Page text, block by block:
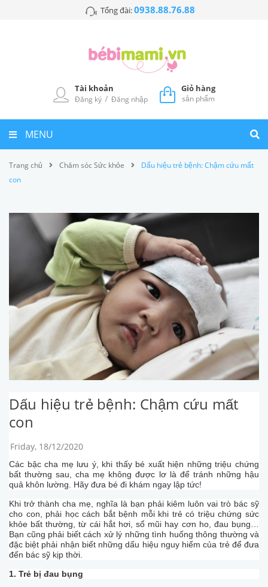
Tổng đài:0938.88.76.88
Tài khoản
Đăng ký / Đăng nhập
Giỏ hàng
sản phẩm
MENU
Trang chủ Chăm sóc Sức khỏe
Dấu hiệu trẻ bệnh: Chậm cứu mất
con
Dấu hiệu trẻ bệnh: Chậm cứu mất
con
Friday, 18/12/2020
Các bậc cha mẹ lưu ý, khi thấy bé xuất hiện những triệu chứng
bất thường sau, cha mẹ không được lơ là để tránh những hậu
quả khôn lường. Hãy đưa bé đi khám ngay lập tức!
Khi trở thành cha mẹ, nghĩa là bạn phải kiêm luôn vai trò bác sỹ
cho con, phải học cách bắt bệnh mỗi khi trẻ có triệu chứng sức
khỏe bất thường, từ cái hắt hơi, sổ mũi hay cơn ho, đau bụng…
Bạn cũng phải biết cách xử lý những tình huống thông thường và
đặc biệt phải nhận biết những dấu hiệu nguy hiểm của trẻ để đưa
đến bác sỹ kịp thời.
1. Trẻ bị đau bụng